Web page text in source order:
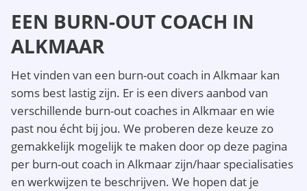
EEN BURN-OUT COACH IN
ALKMAAR
Het vinden van een burn-out coach in Alkmaar kan
soms best lastig zijn. Er is een divers aanbod van
verschillende burn-out coaches in Alkmaar en wie
past nou écht bij jou. We proberen deze keuze zo
gemakkelijk mogelijk te maken door op deze pagina
per burn-out coach in Alkmaar zijn/haar specialisaties
en werkwijzen te beschrijven. We hopen dat je